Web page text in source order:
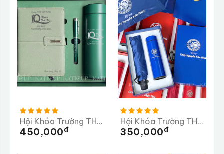
Hội Khóa Trường THPT HÀM RÔNG
450,000Đ
Hội Khóa Trường THPT Số 2 Nghĩa Hành Quảng Ngãi
350,000Đ